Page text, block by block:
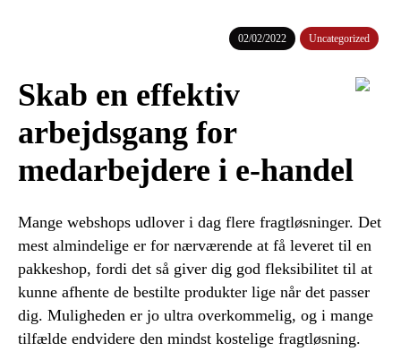
02/02/2022 Uncategorized
Skab en effektiv
arbejdsgang for
medarbejdere i e-handel
Mange webshops udlover i dag flere fragtløsninger. Det
mest almindelige er for nærværende at få leveret til en
pakkeshop, fordi det så giver dig god fleksibilitet til at
kunne afhente de bestilte produkter lige når det passer
dig. Muligheden er jo ultra overkommelig, og i mange
tilfælde endvidere den mindst kostelige fragtløsning.